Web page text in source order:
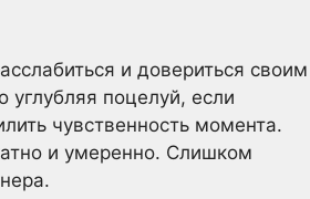
и довериться своим
поцелуй, если
чувственность момента.
и умеренно. Слишком